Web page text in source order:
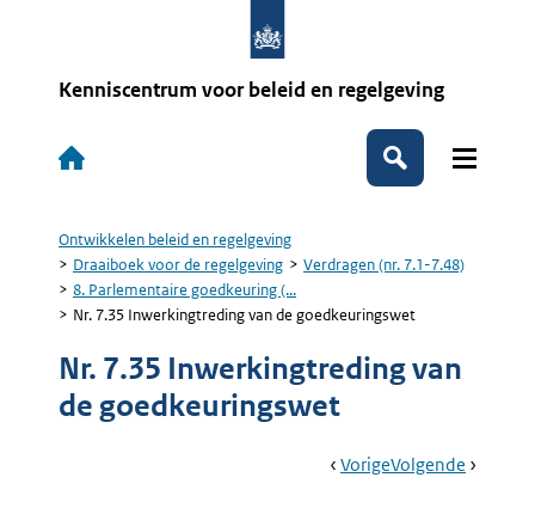
Kenniscentrum voor beleid en regelgeving
Hoofdnavigatie
Zoeken
Kruimelpad
Ontwikkelen beleid en regelgeving
Draaiboek voor de regelgeving
Verdragen (nr. 7.1-7.48)
8. Parlementaire goedkeuring (...
Nr. 7.35 Inwerkingtreding van de goedkeuringswet
Nr. 7.35 Inwerkingtreding van
de goedkeuringswet
Book
Ga
VorigePagina:
Ga
Volgende Pagina: